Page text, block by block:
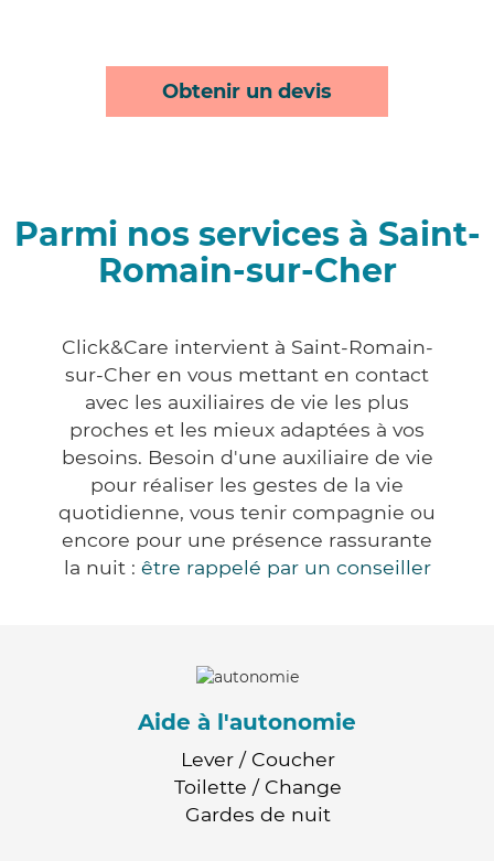
Obtenir un devis
Parmi nos services à Saint-
Romain-sur-Cher
Click&Care intervient à Saint-Romain-
sur-Cher en vous mettant en contact
avec les auxiliaires de vie les plus
proches et les mieux adaptées à vos
besoins. Besoin d'une auxiliaire de vie
pour réaliser les gestes de la vie
quotidienne, vous tenir compagnie ou
encore pour une présence rassurante
la nuit : être rappelé par un conseiller
Aide à l'autonomie
Lever / Coucher
Toilette / Change
Gardes de nuit